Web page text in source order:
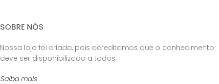
SOBRE NÓS
Nossa loja foi criada, pois acreditamos que o conhecimento
deve ser disponibilizado a todos.
Saiba mais